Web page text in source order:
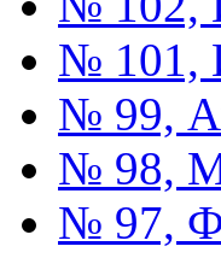
№ 101,
№ 99,
№ 98,
№ 97,